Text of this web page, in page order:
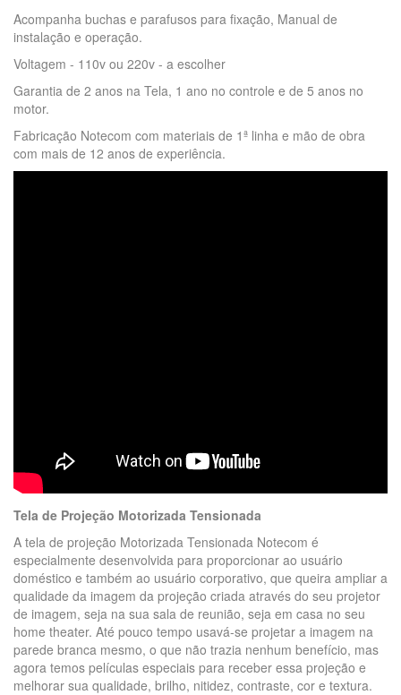
Acompanha buchas e parafusos para fixação, Manual de
instalação e operação.
Voltagem - 110v ou 220v - a escolher
Garantia de 2 anos na Tela, 1 ano no controle e de 5 anos no
motor.
Fabricação Notecom com materiais de 1ª linha e mão de obra
com mais de 12 anos de experiência.
Tela de Projeção Motorizada Tensionada
A tela de projeção Motorizada Tensionada Notecom é
especialmente desenvolvida para proporcionar ao usuário
doméstico e também ao usuário corporativo, que queira ampliar a
qualidade da imagem da projeção criada através do seu projetor
de imagem, seja na sua sala de reunião, seja em casa no seu
home theater. Até pouco tempo usavá-se projetar a imagem na
parede branca mesmo, o que não trazia nenhum benefício, mas
agora temos películas especiais para receber essa projeção e
melhorar sua qualidade, brilho, nitidez, contraste, cor e textura.